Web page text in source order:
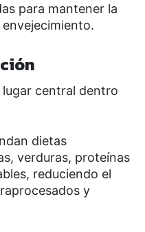
para mantener la
central dentro
dietas
verduras, proteínas
reduciendo el
y